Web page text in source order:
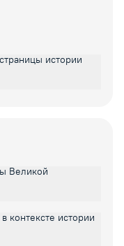
истории
Великой
контексте истории